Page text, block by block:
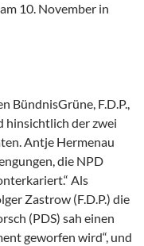
10. November in
BündnisGrüne, F.D.P.,
hinsichtlich der zwei
Antje Hermenau
die NPD
Als
Zastrow (F.D.P.) die
(PDS) sah einen
geworfen wird“, und